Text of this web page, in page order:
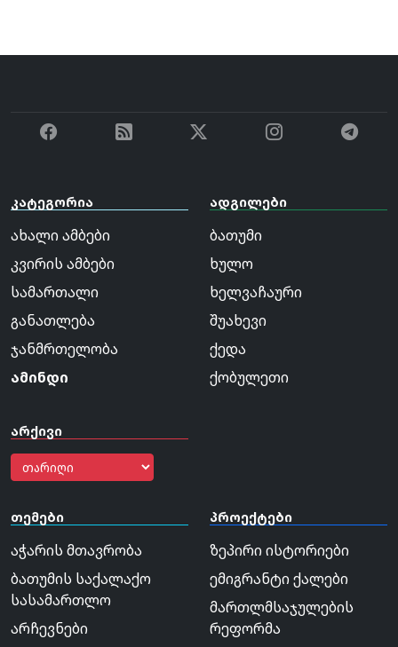
კატეგორია
ახალი ამბები
კვირის ამბები
სამართალი
განათლება
ჯანმრთელობა
ამინდი
არქივი
ადგილები
ბათუმი
ხულო
ხელვაჩაური
შუახევი
ქედა
ქობულეთი
თემები
აჭარის მთავრობა
ბათუმის საქალაქო
სასამართლო
არჩევნები
პროექტები
ზეპირი ისტორიები
ემიგრანტი ქალები
მართლმსაჯულების
რეფორმა